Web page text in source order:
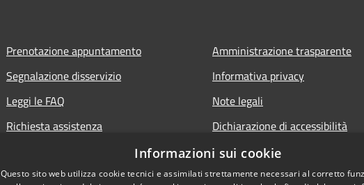
Prenotazione appuntamento
Segnalazione disservizio
Leggi le FAQ
Richiesta assistenza
Amministrazione trasparente
Informativa privacy
Note legali
Dichiarazione di accessibilità
Piano di miglioramento del sito
Informazioni sui cookie
Questo sito web utilizza cookie tecnici e assimilati strettamente necessari al corretto